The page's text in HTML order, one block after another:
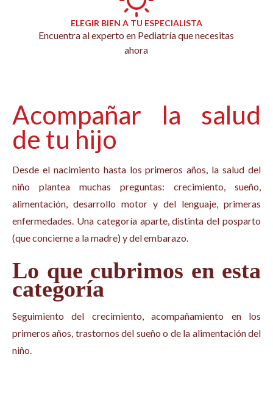
ELEGIR BIEN A TU ESPECIALISTA
Encuentra al experto en Pediatría que necesitas
ahora
Acompañar la salud
de tu hijo
Desde el nacimiento hasta los primeros años, la salud del
niño plantea muchas preguntas: crecimiento, sueño,
alimentación, desarrollo motor y del lenguaje, primeras
enfermedades. Una categoría aparte, distinta del posparto
(que concierne a la madre) y del embarazo.
Lo que cubrimos en esta
categoría
Seguimiento del crecimiento, acompañamiento en los
primeros años, trastornos del sueño o de la alimentación del
niño.